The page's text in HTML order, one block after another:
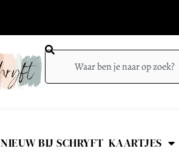
NIEUW BIJ SCHRYFT KAARTJES